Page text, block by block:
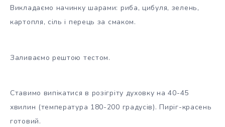
Викладаємо начинку шарами: риба, цибуля, зелень,
картопля, сіль і перець за смаком.
Заливаємо рештою тестом.
Ставимо випікатися в розігріту духовку на 40-45
хвилин (температура 180-200 градусів). Пиріг-красень
готовий.